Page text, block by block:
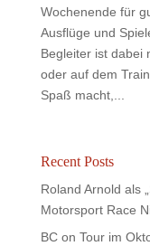
Wochenende für
Ausflüge und
Begleiter ist dabei
oder auf dem
Spaß macht,...
Recent Posts
Roland Arnold als
Motorsport Race
BC on Tour im